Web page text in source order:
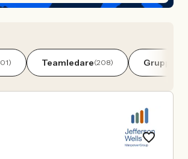
Teamledare(208)